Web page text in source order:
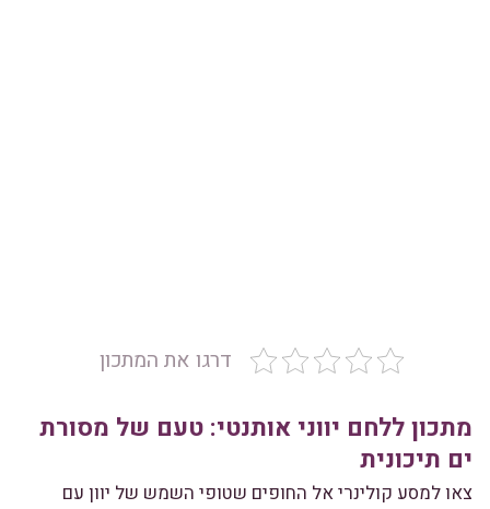
דרגו את המתכון
מתכון ללחם יווני אותנטי: טעם של מסורת
ים תיכונית
צאו למסע קולינרי אל החופים שטופי השמש של יוון עם